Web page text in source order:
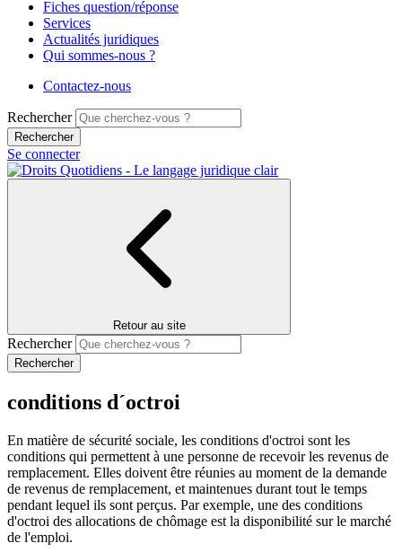
Fiches question/réponse
Services
Actualités juridiques
Qui sommes-nous ?
Contactez-nous
Rechercher
Se connecter
Retour au site
Rechercher
conditions d´octroi
En matière de sécurité sociale, les conditions d'octroi sont les
conditions qui permettent à une personne de recevoir les revenus de
remplacement. Elles doivent être réunies au moment de la demande
de revenus de remplacement, et maintenues durant tout le temps
pendant lequel ils sont perçus. Par exemple, une des conditions
d'octroi des allocations de chômage est la disponibilité sur le marché
de l'emploi.